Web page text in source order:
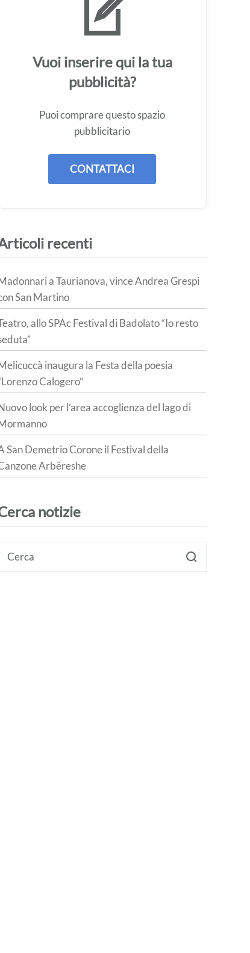
Vuoi inserire qui la tua
pubblicità?
Puoi comprare questo spazio
pubblicitario
CONTATTACI
recenti
a Taurianova, vince Andrea Grespi
San Martino
allo SPAc Festival di Badolato “Io resto
inaugura la Festa della poesia
Calogero”
look per l’area accoglienza del lago di
San Demetrio Corone il Festival della
Arbëreshe
notizie